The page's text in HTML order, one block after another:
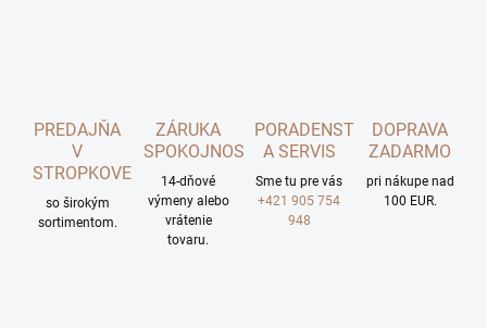
PREDAJŇA
V
STROPKOVE
so širokým
sortimentom.
ZÁRUKA
SPOKOJNOSTI
14-dňové
výmeny alebo
vrátenie
tovaru.
PORADENSTVO
A SERVIS
Sme tu pre vás
+421 905 754
948
DOPRAVA
ZADARMO
pri nákupe nad
100 EUR.